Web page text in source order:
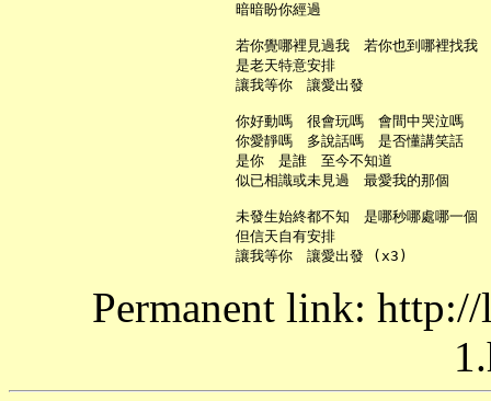
     暗暗盼你經過
     若你覺哪裡見過我　若你也到哪裡找我
     是老天特意安排
     讓我等你　讓愛出發
     你好動嗎　很會玩嗎　會間中哭泣嗎
     你愛靜嗎　多說話嗎　是否懂講笑話
     是你　是誰　至今不知道
     似已相識或未見過　最愛我的那個
     未發生始終都不知　是哪秒哪處哪一個
     但信天自有安排
Permanent link: